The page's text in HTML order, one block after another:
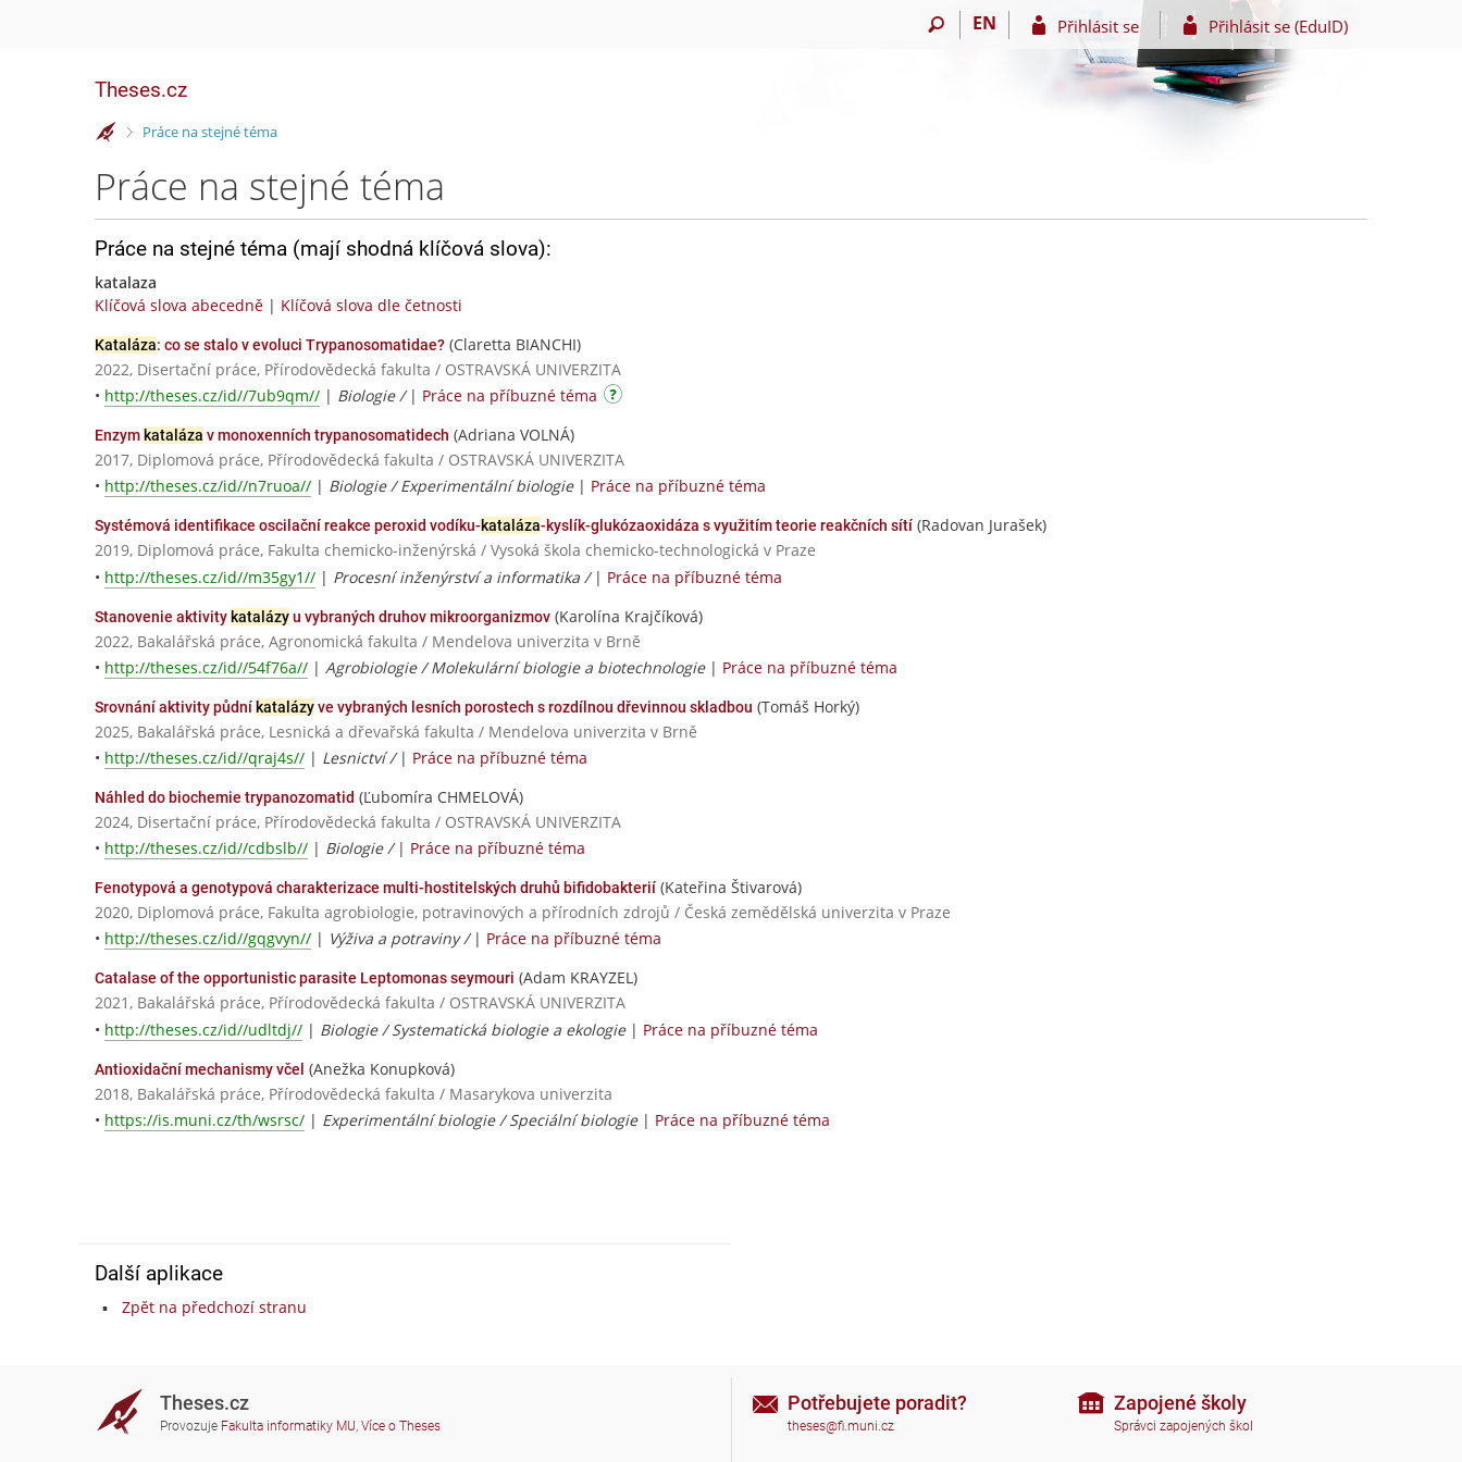
EN Přihlásit se Přihlásit se (EduID)
Theses.cz
>Práce na stejné téma
Práce na stejné téma
Práce na stejné téma (mají shodná klíčová slova):
katalaza
Klíčová slova abecedně | Klíčová slova dle četnosti
Kataláza: co se stalo v evoluci Trypanosomatidae? (Claretta BIANCHI)
2022, Disertační práce, Přírodovědecká fakulta / OSTRAVSKÁ UNIVERZITA
• http://theses.cz/id//7ub9qm// | Biologie / | Práce na příbuzné téma
Enzym kataláza v monoxenních trypanosomatidech (Adriana VOLNÁ)
2017, Diplomová práce, Přírodovědecká fakulta / OSTRAVSKÁ UNIVERZITA
• http://theses.cz/id//n7ruoa// | Biologie / Experimentální biologie| Práce na příbuzné téma
Systémová identifikace oscilační reakce peroxid vodíku-kataláza-kyslík-glukózaoxidáza s využitím teorie reakčních sítí (Radovan Jurašek)
2019, Diplomová práce, Fakulta chemicko-inženýrská / Vysoká škola chemicko-technologická v Praze
• http://theses.cz/id//m35gy1// | Procesní inženýrství a informatika / | Práce na příbuzné téma
Stanovenie aktivitykatalázyu vybraných druhov mikroorganizmov (Karolína Krajčíková)
2022, Bakalářská práce, Agronomická fakulta / Mendelova univerzita v Brně
• http://theses.cz/id//54f76a// | Agrobiologie / Molekulární biologie a biotechnologie| Práce na příbuzné téma
Srovnání aktivity půdní katalázyve vybraných lesních porostech s rozdílnou dřevinnou skladbou (Tomáš Horký)
2025, Bakalářská práce, Lesnická a dřevařská fakulta / Mendelova univerzita v Brně
• http://theses.cz/id//qraj4s// | Lesnictví / | Práce na příbuzné téma
Náhled do biochemie trypanozomatid (Ľubomíra CHMELOVÁ)
2024, Disertační práce, Přírodovědecká fakulta / OSTRAVSKÁ UNIVERZITA
• http://theses.cz/id//cdbslb// | Biologie / | Práce na příbuzné téma
Fenotypová a genotypová charakterizace multi-hostitelských druhů bifidobakterií (Kateřina Štivarová)
2020, Diplomová práce, Fakulta agrobiologie, potravinových a přírodních zdrojů / Česká zemědělská univerzita v Praze
• http://theses.cz/id//gqgvyn// | Výživa a potraviny / | Práce na příbuzné téma
Catalase of the opportunistic parasite Leptomonas seymouri (Adam KRAYZEL)
2021, Bakalářská práce, Přírodovědecká fakulta / OSTRAVSKÁ UNIVERZITA
• http://theses.cz/id//udltdj// | Biologie / Systematická biologie a ekologie| Práce na příbuzné téma
Antioxidační mechanismy včel (Anežka Konupková)
2018, Bakalářská práce, Přírodovědecká fakulta / Masarykova univerzita
• https://is.muni.cz/th/wsrsc/ | Experimentální biologie / Speciální biologie| Práce na příbuzné téma
Další aplikace
Zpět na předchozí stranu
Theses.cz
Provozuje Fakulta informatiky MU, Více o Theses
Potřebujete poradit?
theses@fi.muni.cz
Zapojené školy
Správci zapojených škol